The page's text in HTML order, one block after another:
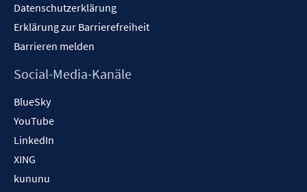
Datenschutzerklärung
Erklärung zur Barrierefreiheit
Barrieren melden
Social-Media-Kanäle
BlueSky
YouTube
LinkedIn
XING
kununu